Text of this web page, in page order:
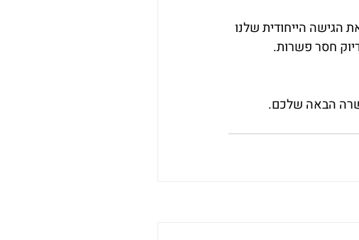
הגישה הייחודית שלנו
חסר פשרות.
הבאה שלכם.